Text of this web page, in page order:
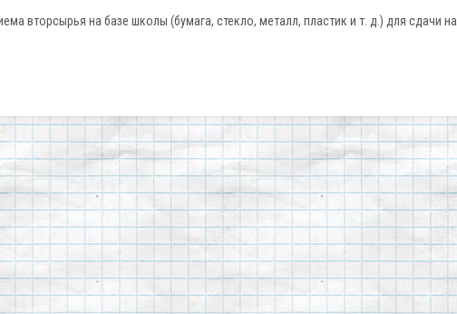
вторсырья на базе школы (бумага, стекло, металл, пластик и т. д.) для сдачи на